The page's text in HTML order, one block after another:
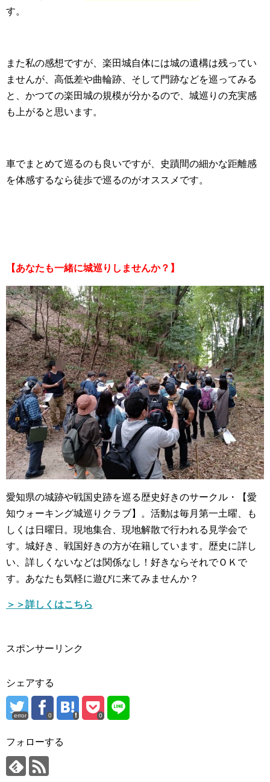
す。
また私の感想ですが、楽田城自体には城の遺構は残ってい
ませんが、高低差や曲輪跡、そして門跡などを巡ってみる
と、かつての楽田城の規模が分かるので、城巡りの充実感
も上がると思います。
車でまとめて巡るのも良いですが、史蹟間の細かな距離感
を体感するなら徒歩で巡るのがオススメです。
【あなたも一緒に城巡りしませんか？】
愛知県の城跡や戦国史跡を巡る歴史好きのサークル・【愛
知ウォーキング城巡りクラブ】。活動は毎月第一土曜、も
しくは日曜日。現地集合、現地解散で行われる見学会で
す。城好き、戦国好きの方が在籍しています。歴史に詳し
い、詳しくないなどは関係なし！好きならそれでＯＫで
す。あなたも気軽に遊びに来てみませんか？
＞＞詳しくはこちら
スポンサーリンク
シェアする
error 0 0
フォローする